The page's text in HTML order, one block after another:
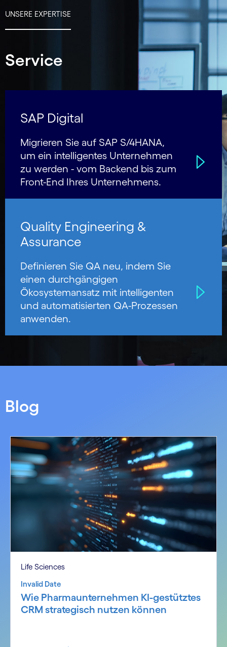
UNSERE EXPERTISE
Service
SAP Digital
Migrieren Sie auf SAP S/4HANA,
um ein intelligentes Unternehmen
zu werden - vom Backend bis zum
Front-End Ihres Unternehmens.
Quality Engineering &
Assurance
Definieren Sie QA neu, indem Sie
einen durchgängigen
Ökosystemansatz mit intelligenten
und automatisierten QA-Prozessen
anwenden.
Blog
Life Sciences
Invalid Date
Wie Pharmaunternehmen KI-gestütztes
CRM strategisch nutzen können